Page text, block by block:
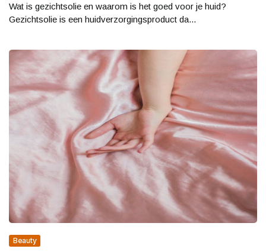
Wat is gezichtsolie en waarom is het goed voor je huid?
Gezichtsolie is een huidverzorgingsproduct da...
Beauty